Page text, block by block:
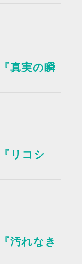
真実の瞬
リコシ
汚れなき